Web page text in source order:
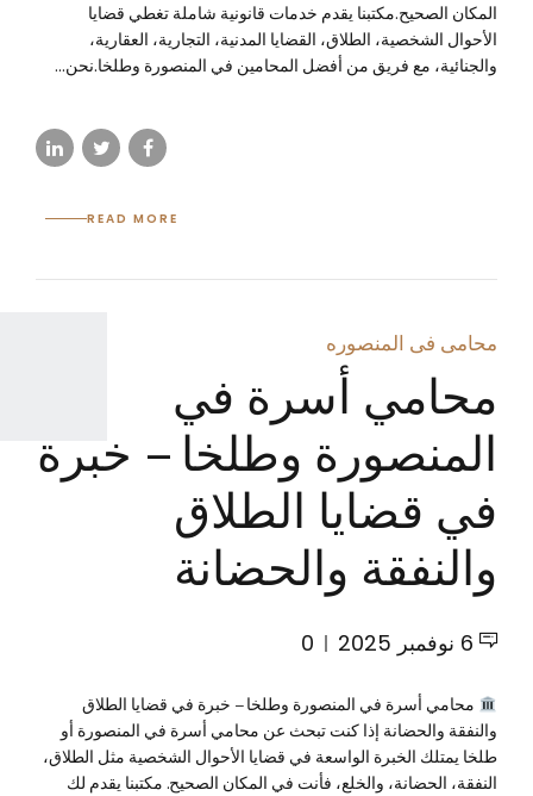
المكان الصحيح.مكتبنا يقدم خدمات قانونية شاملة تغطي قضايا
الأحوال الشخصية، الطلاق، القضايا المدنية، التجارية، العقارية،
والجنائية، مع فريق من أفضل المحامين في المنصورة وطلخا.نحن...
READ MORE
محامى فى المنصوره
محامي أسرة في
المنصورة وطلخا – خبرة
في قضايا الطلاق
والنفقة والحضانة
6 نوفمبر 2025 0
محامي أسرة في المنصورة وطلخا – خبرة في قضايا الطلاق
والنفقة والحضانة إذا كنت تبحث عن محامي أسرة في المنصورة أو
طلخا يمتلك الخبرة الواسعة في قضايا الأحوال الشخصية مثل الطلاق،
النفقة، الحضانة، والخلع، فأنت في المكان الصحيح. مكتبنا يقدم لك